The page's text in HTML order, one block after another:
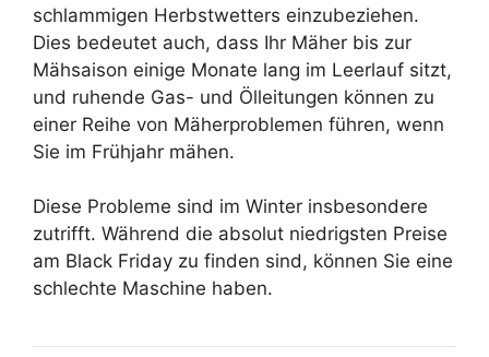
schlammigen Herbstwetters einzubeziehen.
Dies bedeutet auch, dass Ihr Mäher bis zur
Mähsaison einige Monate lang im Leerlauf sitzt,
und ruhende Gas- und Ölleitungen können zu
einer Reihe von Mäherproblemen führen, wenn
Sie im Frühjahr mähen.
Diese Probleme sind im Winter insbesondere
zutrifft. Während die absolut niedrigsten Preise
am Black Friday zu finden sind, können Sie eine
schlechte Maschine haben.